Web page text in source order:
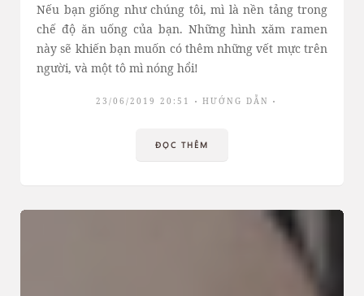
Nếu bạn giống như chúng tôi, mì là nền tảng trong
chế độ ăn uống của bạn. Những hình xăm ramen
này sẽ khiến bạn muốn có thêm những vết mực trên
người, và một tô mì nóng hổi!
23/06/2019 20:51 HƯỚNG DẪN
ĐỌC THÊM